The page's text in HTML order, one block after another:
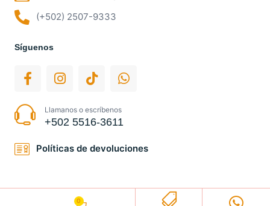
(+502) 2507-9333
Síguenos
Llamanos o escríbenos
+502 5516-3611
Políticas de devoluciones
0